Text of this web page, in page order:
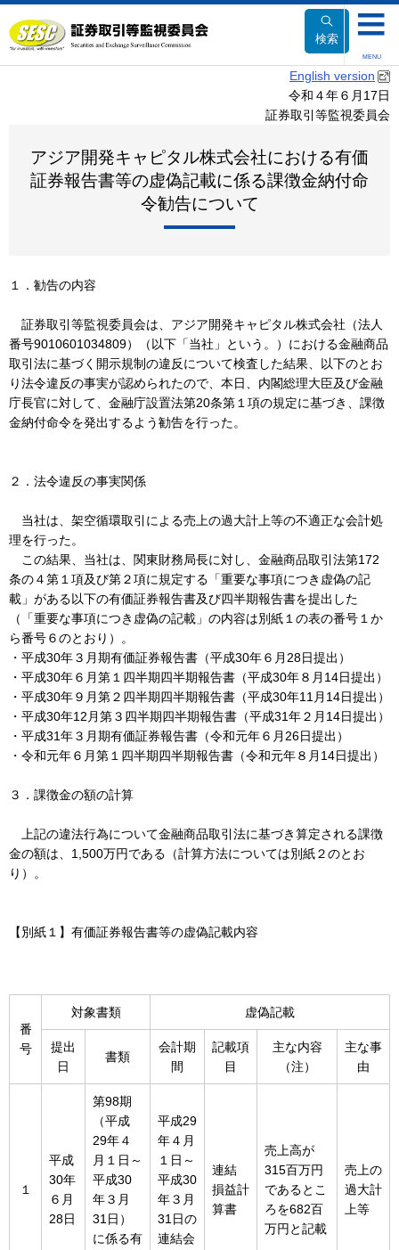
文
へ
検索
MENU
English version
令和４年６月17日
証券取引等監視委員会
アジア開発キャピタル株式会社における有価
証券報告書等の虚偽記載に係る課徴金納付命
令勧告について
１．勧告の内容
証券取引等監視委員会は、アジア開発キャピタル株式会社（法人
番号9010601034809）（以下「当社」という。）における金融商品
取引法に基づく開示規制の違反について検査した結果、以下のとお
り法令違反の事実が認められたので、本日、内閣総理大臣及び金融
庁長官に対して、金融庁設置法第20条第１項の規定に基づき、課徴
金納付命令を発出するよう勧告を行った。
２．法令違反の事実関係
当社は、架空循環取引による売上の過大計上等の不適正な会計処
理を行った。
この結果、当社は、関東財務局長に対し、金融商品取引法第172
条の４第１項及び第２項に規定する「重要な事項につき虚偽の記
載」がある以下の有価証券報告書及び四半期報告書を提出した
（「重要な事項につき虚偽の記載」の内容は別紙１の表の番号１か
ら番号６のとおり）。
・平成30年３月期有価証券報告書（平成30年６月28日提出）
・平成30年６月第１四半期四半期報告書（平成30年８月14日提出）
・平成30年９月第２四半期四半期報告書（平成30年11月14日提出）
・平成30年12月第３四半期四半期報告書（平成31年２月14日提出）
・平成31年３月期有価証券報告書（令和元年６月26日提出）
・令和元年６月第１四半期四半期報告書（令和元年８月14日提出）
３．課徴金の額の計算
上記の違法行為について金融商品取引法に基づき算定される課徴
金の額は、1,500万円である（計算方法については別紙２のとお
り）。
【別紙１】有価証券報告書等の虚偽記載内容
番
号
対象書類 虚偽記載
提出
日
書類
会計期
間
記載項
目
主な内容
（注）
主な事
由
１
平成
30年
６月
28日
第98期
（平成
29年４
月１日～
平成30
年３月
31日）
に係る有
平成29
年４月
１日～
平成30
年３月
31日の
連結会
連結
損益計
算書
売上高が
315百万円
であるとこ
ろを682百
万円と記載
売上の
過大計
上等